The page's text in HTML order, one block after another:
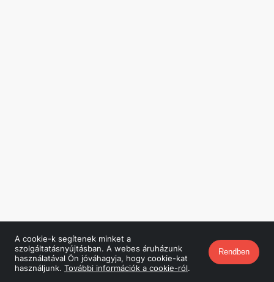
A cookie-k segítenek minket a
szolgáltatásnyújtásban. A webes áruházunk
használatával Ön jóváhagyja, hogy cookie-kat
használjunk. További információk a cookie-ról.
Rendben